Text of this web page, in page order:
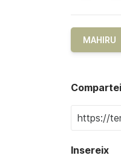
MAHIRU
Insereix